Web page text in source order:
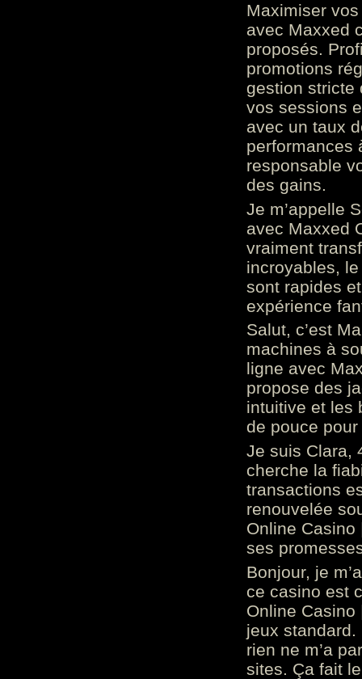
Maximiser
avec Maxxed
proposés.
promotions
gestion stricte
vos sessions
avec un taux
performances
responsable
des gains.
Je m’appelle
avec Maxxed
vraiment
incroyables,
sont rapides
expérience
Salut, c’est
machines à
ligne avec
propose des
intuitive et les
de pouce
Je suis Clara,
cherche la
transactions
renouvelée
Online
ses
Bonjour, je
ce casino est
Online
jeux standard.
rien ne m’a
sites. Ça fait